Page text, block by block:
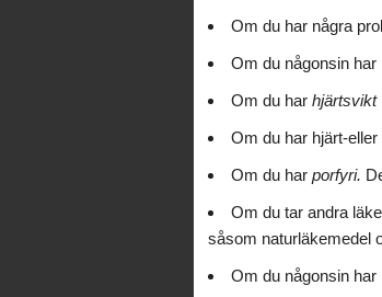
Om du har några
Om du någonsin har
Om du har hjärtsvikt
Om du har hjärt-
Om du har porfyri.
Om du tar andra
såsom naturläkemedel
Om du någonsin